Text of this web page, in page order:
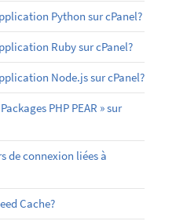
Python sur cPanel?
Ruby sur cPanel?
Node.js sur cPanel?
PHP PEAR » sur
de connexion liées à
Cache?